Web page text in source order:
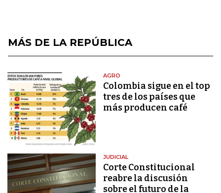
MÁS DE LA REPÚBLICA
AGRO
Colombia sigue en el top
tres de los países que
más producen café
JUDICIAL
Corte Constitucional
reabre la discusión
sobre el futuro de la